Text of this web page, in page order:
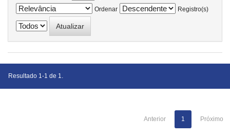
Ordenar
Registro(s)
Resultado 1-1 de 1.
Anterior 1 Próximo